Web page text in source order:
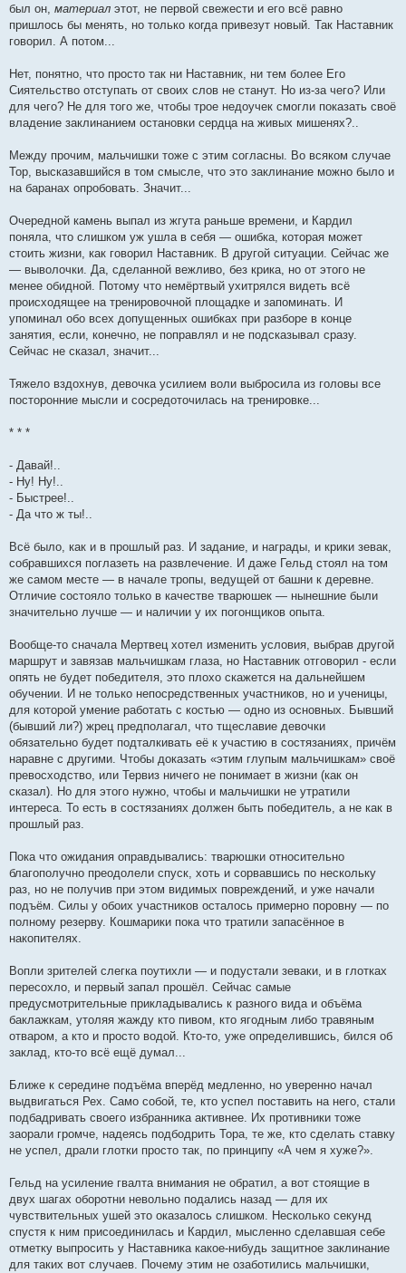
был он, материал этот, не первой свежести и его всё равно
пришлось бы менять, но только когда привезут новый. Так Наставник
говорил. А потом...
Нет, понятно, что просто так ни Наставник, ни тем более Его
Сиятельство отступать от своих слов не станут. Но из-за чего? Или
для чего? Не для того же, чтобы трое недоучек смогли показать своё
владение заклинанием остановки сердца на живых мишенях?..
Между прочим, мальчишки тоже с этим согласны. Во всяком случае
Тор, высказавшийся в том смысле, что это заклинание можно было и
на баранах опробовать. Значит...
Очередной камень выпал из жгута раньше времени, и Кардил
поняла, что слишком уж ушла в себя — ошибка, которая может
стоить жизни, как говорил Наставник. В другой ситуации. Сейчас же
— выволочки. Да, сделанной вежливо, без крика, но от этого не
менее обидной. Потому что немёртвый ухитрялся видеть всё
происходящее на тренировочной площадке и запоминать. И
упоминал обо всех допущенных ошибках при разборе в конце
занятия, если, конечно, не поправлял и не подсказывал сразу.
Сейчас не сказал, значит...
Тяжело вздохнув, девочка усилием воли выбросила из головы все
посторонние мысли и сосредоточилась на тренировке...
* * *
- Давай!..
- Ну! Ну!..
- Быстрее!..
- Да что ж ты!..
Всё было, как и в прошлый раз. И задание, и награды, и крики зевак,
собравшихся поглазеть на развлечение. И даже Гельд стоял на том
же самом месте — в начале тропы, ведущей от башни к деревне.
Отличие состояло только в качестве тварюшек — нынешние были
значительно лучше — и наличии у их погонщиков опыта.
Вообще-то сначала Мертвец хотел изменить условия, выбрав другой
маршрут и завязав мальчишкам глаза, но Наставник отговорил - если
опять не будет победителя, это плохо скажется на дальнейшем
обучении. И не только непосредственных участников, но и ученицы,
для которой умение работать с костью — одно из основных. Бывший
(бывший ли?) жрец предполагал, что тщеславие девочки
обязательно будет подталкивать её к участию в состязаниях, причём
наравне с другими. Чтобы доказать «этим глупым мальчишкам» своё
превосходство, или Тервиз ничего не понимает в жизни (как он
сказал). Но для этого нужно, чтобы и мальчишки не утратили
интереса. То есть в состязаниях должен быть победитель, а не как в
прошлый раз.
Пока что ожидания оправдывались: тварюшки относительно
благополучно преодолели спуск, хоть и сорвавшись по нескольку
раз, но не получив при этом видимых повреждений, и уже начали
подъём. Силы у обоих участников осталось примерно поровну — по
полному резерву. Кошмарики пока что тратили запасённое в
накопителях.
Вопли зрителей слегка поутихли — и подустали зеваки, и в глотках
пересохло, и первый запал прошёл. Сейчас самые
предусмотрительные прикладывались к разного вида и объёма
баклажкам, утоляя жажду кто пивом, кто ягодным либо травяным
отваром, а кто и просто водой. Кто-то, уже определившись, бился об
заклад, кто-то всё ещё думал...
Ближе к середине подъёма вперёд медленно, но уверенно начал
выдвигаться Рех. Само собой, те, кто успел поставить на него, стали
подбадривать своего избранника активнее. Их противники тоже
заорали громче, надеясь подбодрить Тора, те же, кто сделать ставку
не успел, драли глотки просто так, по принципу «А чем я хуже?».
Гельд на усиление гвалта внимания не обратил, а вот стоящие в
двух шагах оборотни невольно подались назад — для их
чувствительных ушей это оказалось слишком. Несколько секунд
спустя к ним присоединилась и Кардил, мысленно сделавшая себе
отметку выпросить у Наставника какое-нибудь защитное заклинание
для таких вот случаев. Почему этим не озаботились мальчишки,